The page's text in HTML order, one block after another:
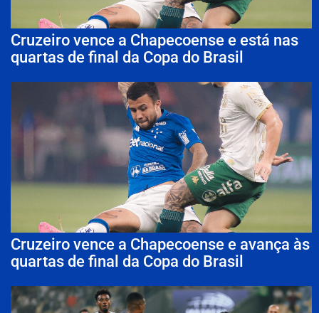
Cruzeiro vence a Chapecoense e está nas
quartas de final da Copa do Brasil
Cruzeiro vence a Chapecoense e avança às
quartas de final da Copa do Brasil